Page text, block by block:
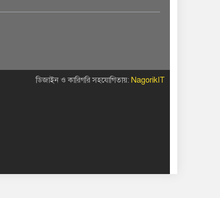
ডিজাইন ও কারিগরি সহযোগিতায়: NagorikIT